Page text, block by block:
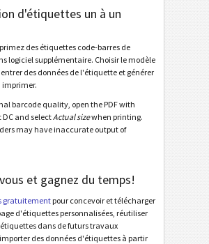
d'inventaire
Labels
facture suisse
ajoutés gratuitement!
d'étiquettes un à un
des étiquettes code-barres de
logiciel supplémentaire. Choisir le modèle
des données de l'étiquette et générer
imprimer.
barcode quality, open the PDF with
DC and selectActual sizewhen printing.
may have inaccurate output of
et gagnez du temps!
gratuitementpour concevoir et télécharger
d'étiquettes personnalisées, réutiliser
dans de futurs travaux
des données d'étiquettes à partir